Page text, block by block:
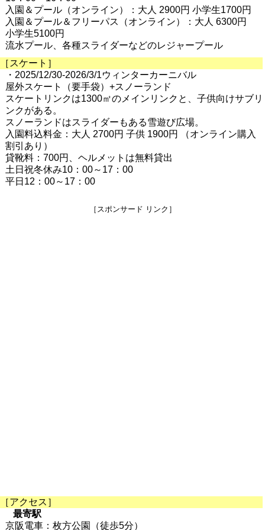
入園＆プール（オンライン）：大人 2900円 小学生1700円
入園＆プール＆フリーパス（オンライン）：大人 6300円
小学生5100円
流水プール、各種スライダーなどのレジャープール
［スケート］
・2025/12/30-2026/3/1ウィンターカーニバル
屋外スケート（要手袋）+スノーランド
スケートリンクは1300㎡のメインリンクと、子供向けサブリ
ンクがある。
スノーランドはスライダーもある雪遊び広場。
入園料込料金：大人 2700円 子供 1900円 （オンライン購入
割引あり）
貸靴料：700円、ヘルメットは無料貸出
土日祝冬休み10：00～17：00
平日12：00～17：00
［スポンサード リンク］
［アクセス］
最寄駅
京阪電車：枚方公園（徒歩5分）